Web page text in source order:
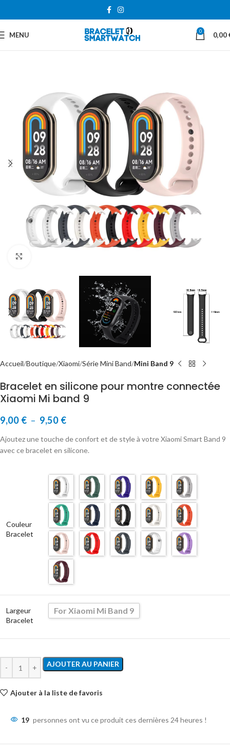
MENU 0 0,00
Accueil Boutique Xiaomi Série Mini Band Mini Band 9
Bracelet en silicone pour montre connectée
Xiaomi Mi band 9
9,00 € – 9,50 €
Ajoutez une touche de confort et de style à votre Xiaomi Smart Band 9
avec ce bracelet en silicone.
Couleur
Bracelet
Largeur
Bracelet
For Xiaomi Mi Band 9
AJOUTER AU PANIER
Ajouter à la liste de favoris
19 personnes ont vu ce produit ces dernières 24 heures !